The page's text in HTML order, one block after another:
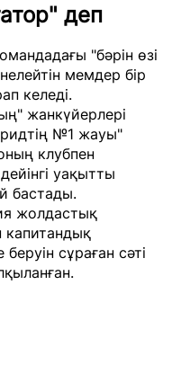
деп
"бәрін өзі
мемдер бір
келеді.
жанкүйерлері
№1 жауы"
клубпен
уақытты
бастады.
жолдастық
капитандық
сұраған сәті